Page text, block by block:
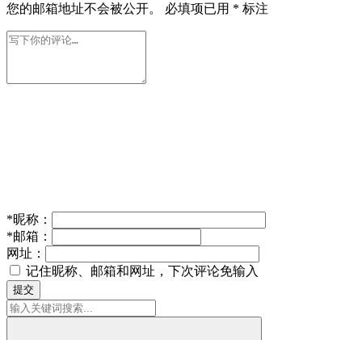
您的邮箱地址不会被公开。 必填项已用 * 标注
*昵称：
*邮箱：
网址：
记住昵称、邮箱和网址，下次评论免输入
提交